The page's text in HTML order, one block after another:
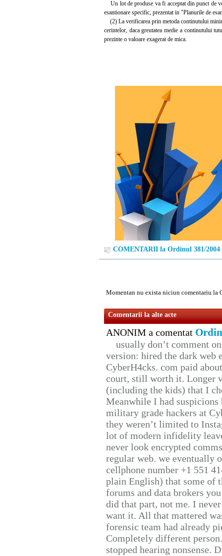
Un lot de produse va fi acceptat din punct de
esantionare specific, prezentat in "Planurile de
(2) La verificarea prin metoda continutului
cerintelor, daca greutatea medie a continutului
prezinte o valoare exagerat de mica.
COMENTARII la Ordinul 381/2004
Momentan nu exista niciun comentariu la
Comentarii la alte acte
ANONIM a comentat
usually don’t comment
version: hired the dark web
CyberH4cks. com paid
court, still worth it. Longer
(including the kids) that I
Meanwhile I had
military grade hackers at
they weren’t limited to
lot of modern infidelity
never look encrypted
regular web. we eventually
cellphone number +1 551
plain English) that some of
forums and data brokers
did that part, not me. I
want it. All that mattered
forensic team had already
Completely different
stopped hearing nonsense.